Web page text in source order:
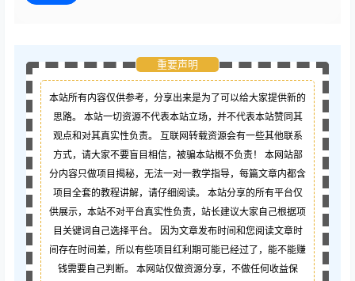
重要声明
本站所有内容仅供参考，分享出来是为了可以给大家提供新的
思路。 本站一切资源不代表本站立场，并不代表本站赞同其
观点和对其真实性负责。 互联网转载资源会有一些其他联系
方式，请大家不要盲目相信，被骗本站概不负责！ 本网站部
分内容只做项目揭秘，无法一对一教学指导，每篇文章内都含
项目全套的教程讲解，请仔细阅读。 本站分享的所有平台仅
供展示，本站不对平台真实性负责，站长建议大家自己根据项
目关键词自己选择平台。 因为文章发布时间和您阅读文章时
间存在时间差，所以有些项目红利期可能已经过了，能不能赚
钱需要自己判断。 本网站仅做资源分享，不做任何收益保